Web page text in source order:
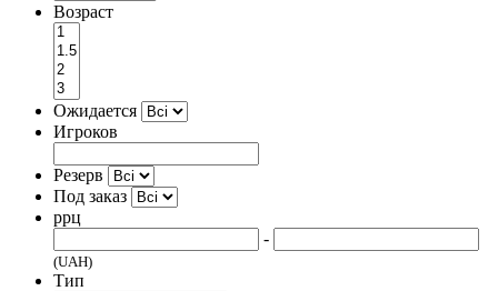
Возраст
Ожидается
Игроков
Резерв
Под заказ
ррц
-
(UAH)
Тип